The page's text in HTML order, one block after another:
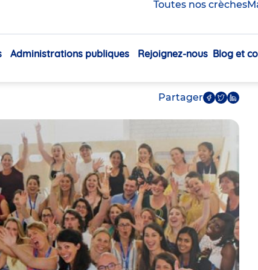
Toutes nos crèches
Navigation
Administrations publiques Rejoignez-nous Blog et
à chaque instant
Partager